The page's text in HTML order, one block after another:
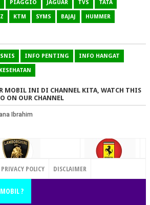
PIAGGIO JAGUAR TVS TATA
KTM SYMS BAJAJ HUMMER
INFO PENTING INFO HANGAT
MOBIL INI DI CHANNEL KITA, WATCH THIS
ON OUR CHANNEL
CONTACT US
PRIVACY POLICY DISCLAIMER
?